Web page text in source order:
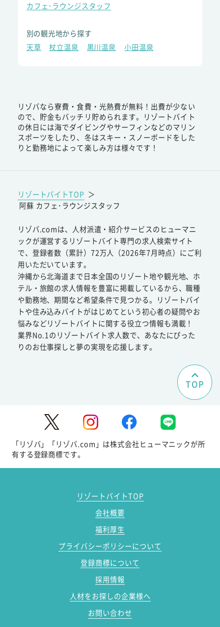
カフェ･ラウンジスタッフ
別の観光地から探す
天草
杖立温泉 黒川温泉 小田温泉
リゾバなら寮費・食費・光熱費が無料！出費が少ない
ので、貯金もバッチリ貯められます。リゾートバイト
の休日には海でダイビングやサーフィンなどのマリン
スポーツをしたり、冬はスキー・スノーボードをした
りと勤務地によって楽しみ方は様々です！
リゾートバイトTOP ＞
阿蘇 カフェ･ラウンジスタッフ
リゾバ.comは、人材派遣・紹介サービスのヒューマニ
ックが運営するリゾートバイト専門の求人検索サイト
で、登録者数（累計）72万人（2026年7月時点）にご利
用いただいています。
沖縄から北海道まで日本全国のリゾート地や観光地、ホ
テル・旅館の求人情報を豊富に掲載しているから、職種
や勤務地、期間など希望条件で見つかる。リゾートバイ
トや住み込みバイトがはじめてという初心者の疑問やお
悩みなどリゾートバイトに関する役立つ情報も満載！
業界No.1のリゾートバイト求人数で、あなたにぴった
りのお仕事探しと夢の実現を応援します。
TOP
「リゾバ」「リゾバ.com」は株式会社ヒューマニックが所
有する登録商標です。
リゾートバイトTOP
会社概要
福利厚生
プライバシーポリシーについて
登録商標について
採用情報
人材をお探しの企業様へ
お問い合わせ